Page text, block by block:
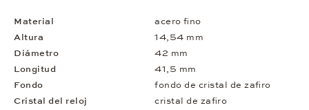
Material
acero fino
Altura
14,54 mm
Diámetro
42 mm
Longitud
41,5 mm
Fondo
fondo de cristal de zafiro
Cristal del reloj
cristal de zafiro